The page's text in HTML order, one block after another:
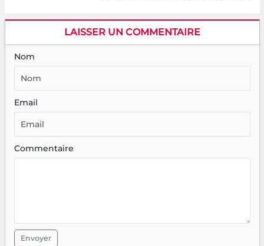
LAISSER UN COMMENTAIRE
Nom
Email
Commentaire
Envoyer